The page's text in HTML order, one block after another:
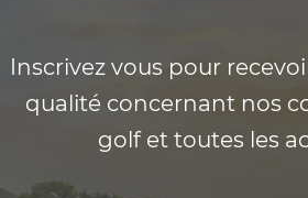
Inscrivez vous pour
qualité concernant nos
golf et toutes les